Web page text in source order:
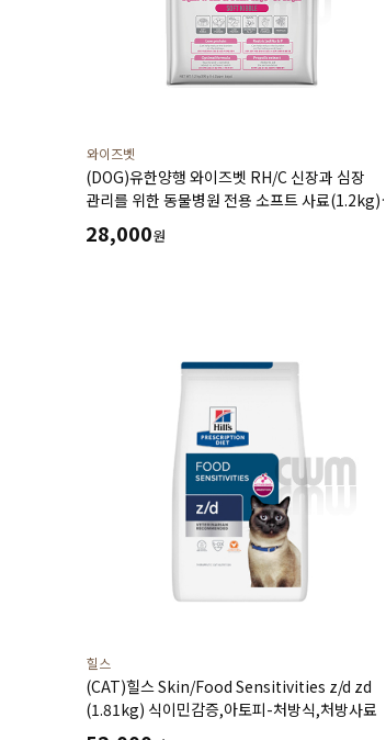
와이즈벳
(DOG)유한양행 와이즈벳 RH/C 신장과 심장
관리를 위한 동물병원 전용 소프트 사료(1.2kg)
저단백 저인 저나트륨 3저설계 심장건강에 도움을
주는 기능성 성분 고품질 단백질원 사용
28,000원
힐스
(CAT)힐스 Skin/Food Sensitivities z/d zd
(1.81kg) 식이민감증,아토피-처방식,처방사료